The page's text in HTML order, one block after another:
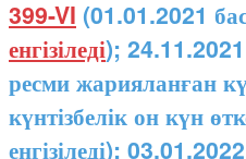
399-VI (01.01.2021
енгізіледі); 24.11.2021
ресми жарияланған
күнтізбелік он күн
енгізіледі); 03.01.2022